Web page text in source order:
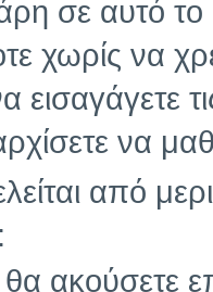
σε αυτό
χωρίς να
εισαγάγετε
να
από
ακούσετε